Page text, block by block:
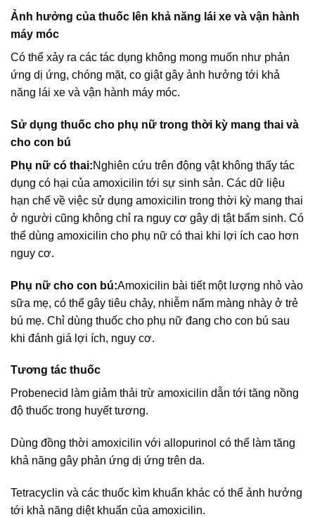
Ảnh hưởng của thuốc lên khả năng lái xe và vận hành
máy móc
Có thể xảy ra các tác dụng không mong muốn như phản
ứng dị ứng, chóng mặt, co giật gây ảnh hưởng tới khả
năng lái xe và vận hành máy móc.
Sử dụng thuốc cho phụ nữ trong thời kỳ mang thai và
cho con bú
Phụ nữ có thai:Nghiên cứu trên động vật không thấy tác
dụng có hại của amoxicilin tới sự sinh sản. Các dữ liệu
hạn chế về việc sử dụng amoxicilin trong thời kỳ mang thai
ở người cũng không chỉ ra nguy cơ gây dị tật bẩm sinh. Có
thể dùng amoxicilin cho phụ nữ có thai khi lợi ích cao hơn
nguy cơ.
Phụ nữ cho con bú:Amoxicilin bài tiết một lượng nhỏ vào
sữa mẹ, có thể gây tiêu chảy, nhiễm nấm màng nhày ở trẻ
bú mẹ. Chỉ dùng thuốc cho phụ nữ đang cho con bú sau
khi đánh giá lợi ích, nguy cơ.
Tương tác thuốc
Probenecid làm giảm thải trừ amoxicilin dẫn tới tăng nồng
độ thuốc trong huyết tương.
Dùng đồng thời amoxicilin với allopurinol có thể làm tăng
khả năng gây phản ứng dị ứng trên da.
Tetracyclin và các thuốc kìm khuẩn khác có thể ảnh hưởng
tới khả năng diệt khuẩn của amoxicilin.